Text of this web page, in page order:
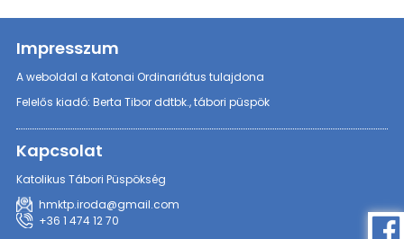
Impresszum
A weboldal a Katonai Ordinariátus tulajdona
Felelős kiadó: Berta Tibor ddtbk., tábori püspök
Kapcsolat
Katolikus Tábori Püspökség
hmktp.iroda@gmail.com
+36 1 474 12 70